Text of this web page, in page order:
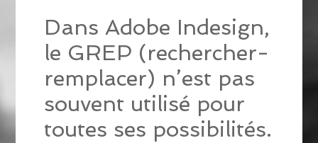
Dans Adobe Indesign,
le GREP (rechercher-
remplacer) n’est pas
souvent utilisé pour
toutes ses possibilités.